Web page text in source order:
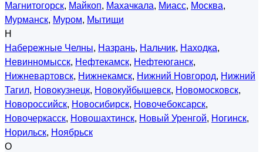
Магнитогорск, Майкоп, Махачкала, Миасс, Москва,
Мурманск, Муром, Мытищи
Н
Набережные Челны, Назрань, Нальчик, Находка,
Невинномысск, Нефтекамск, Нефтеюганск,
Нижневартовск, Нижнекамск, Нижний Новгород, Нижний
Тагил, Новокузнецк, Новокуйбышевск, Новомосковск,
Новороссийск, Новосибирск, Новочебоксарск,
Новочеркасск, Новошахтинск, Новый Уренгой, Ногинск,
Норильск, Ноябрьск
О